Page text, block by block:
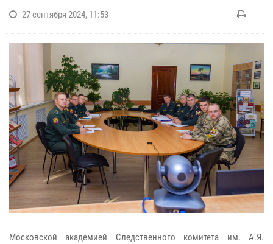
27 сентября 2024, 11:53
Московской академией Следственного комитета им. А.Я.